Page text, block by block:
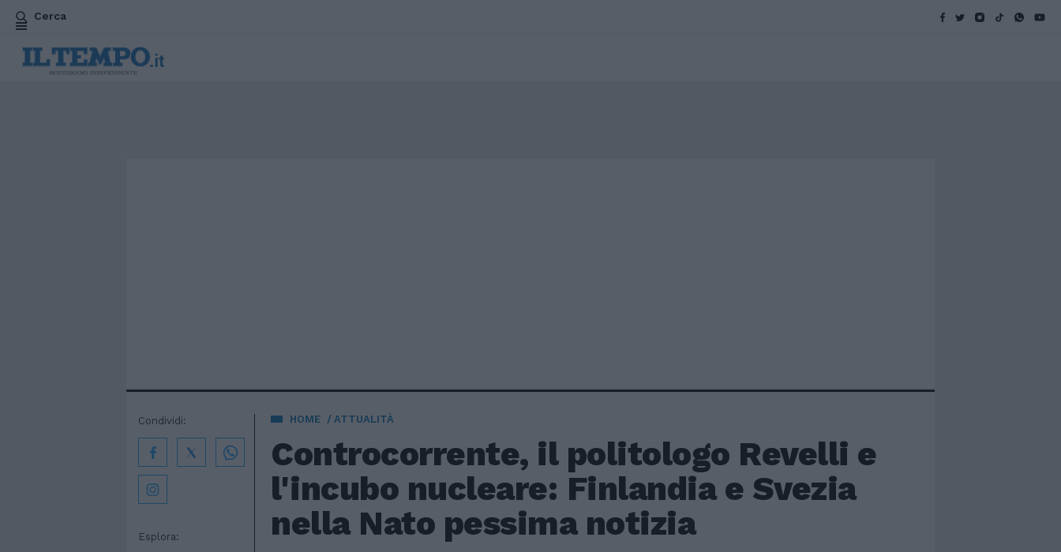
Cerca
HOME ATTUALITÀ
Controcorrente, il politologo Revelli e
l'incubo nucleare: Finlandia e Svezia
nella Nato pessima notizia
Esplora:
Condividi: